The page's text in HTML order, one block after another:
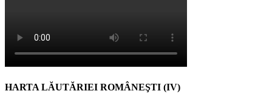
HARTA LĂUTĂRIEI ROMÂNEŞTI (IV)